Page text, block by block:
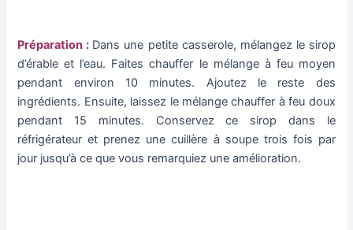
Préparation : Dans une petite casserole, mélangez le sirop
d’érable et l’eau. Faites chauffer le mélange à feu moyen
pendant environ 10 minutes. Ajoutez le reste des
ingrédients. Ensuite, laissez le mélange chauffer à feu doux
pendant 15 minutes. Conservez ce sirop dans le
réfrigérateur et prenez une cuillère à soupe trois fois par
jour jusqu’à ce que vous remarquiez une amélioration.